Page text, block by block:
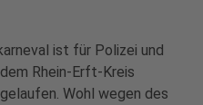
ist für Polizei und
Rhein-Erft-Kreis
Wohl wegen des